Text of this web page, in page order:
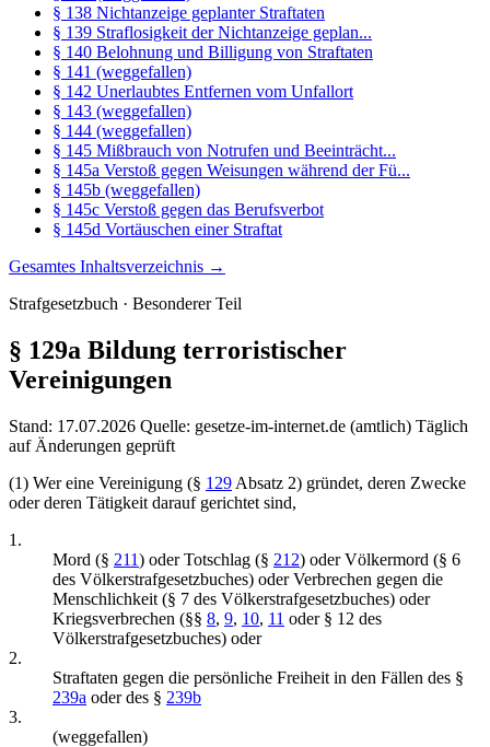
§ 138 Nichtanzeige geplanter Straftaten
§ 139 Straflosigkeit der Nichtanzeige geplan...
§ 140 Belohnung und Billigung von Straftaten
§ 141 (weggefallen)
§ 142 Unerlaubtes Entfernen vom Unfallort
§ 143 (weggefallen)
§ 144 (weggefallen)
§ 145 Mißbrauch von Notrufen und Beeinträcht...
§ 145a Verstoß gegen Weisungen während der Fü...
§ 145b (weggefallen)
§ 145c Verstoß gegen das Berufsverbot
§ 145d Vortäuschen einer Straftat
Gesamtes Inhaltsverzeichnis →
Strafgesetzbuch · Besonderer Teil
§ 129a Bildung terroristischer
Vereinigungen
Stand: 17.07.2026 Quelle: gesetze-im-internet.de (amtlich) Täglich
auf Änderungen geprüft
(1) Wer eine Vereinigung (§ 129 Absatz 2) gründet, deren Zwecke
oder deren Tätigkeit darauf gerichtet sind,
1.
Mord (§ 211) oder Totschlag (§ 212) oder Völkermord (§ 6
des Völkerstrafgesetzbuches) oder Verbrechen gegen die
Menschlichkeit (§ 7 des Völkerstrafgesetzbuches) oder
Kriegsverbrechen (§§ 8, 9, 10, 11 oder § 12 des
Völkerstrafgesetzbuches) oder
2.
Straftaten gegen die persönliche Freiheit in den Fällen des §
239a oder des § 239b
3.
(weggefallen)